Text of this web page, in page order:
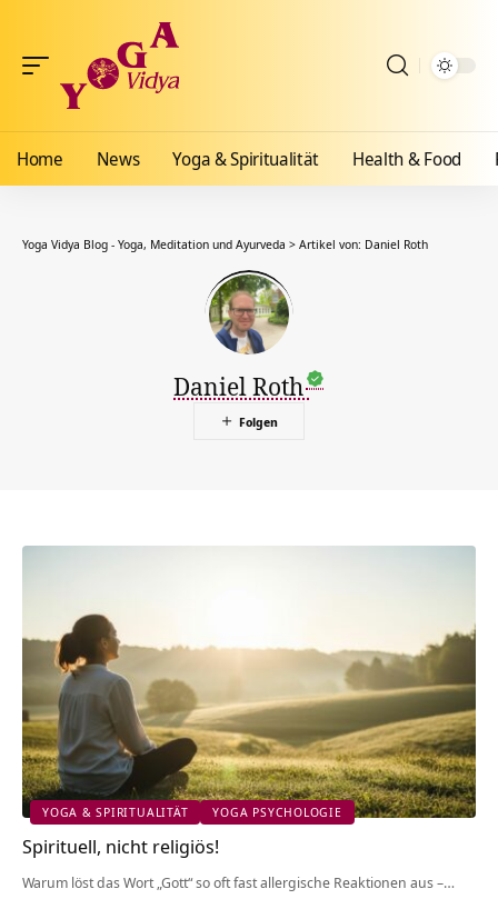
Home News Yoga & Spiritualität Health & Food
Yoga Vidya Blog - Yoga, Meditation und Ayurveda > Artikel von: Daniel Roth
Daniel Roth
YOGA & SPIRITUALITÄT YOGA PSYCHOLOGIE
Spirituell, nicht religiös!
Warum löst das Wort „Gott“ so oft fast allergische Reaktionen aus –…